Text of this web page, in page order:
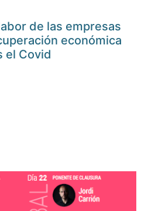
de las empresas
económica
el Covid